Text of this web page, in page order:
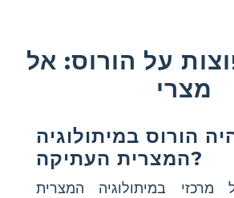
על הורוס: אל
מצרי
הורוס במיתולוגיה
המצרית העתיקה?
במיתולוגיה המצרית